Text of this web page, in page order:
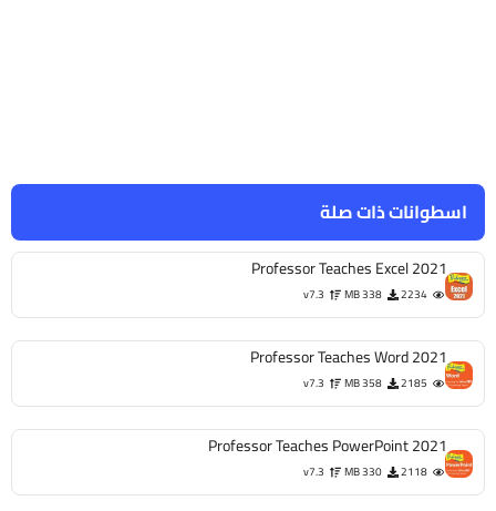
اسطوانات ذات صلة
Professor Teaches Excel 2021
2234
338 MB
v7.3
Professor Teaches Word 2021
2185
358 MB
v7.3
Professor Teaches PowerPoint 2021
2118
330 MB
v7.3